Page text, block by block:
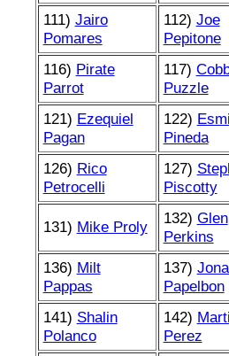
111) Jairo
Pomares
112) Joe
Pepitone
116) Pirate
Parrot
117)
Puzzle
121) Ezequiel
Pagan
122)
Pineda
126) Rico
Petrocelli
127)
Piscotty
131) Mike Proly 132) Glen
Perkins
136) Milt
Pappas
137)
Papelbon
141) Shalin
Polanco
142)
Perez